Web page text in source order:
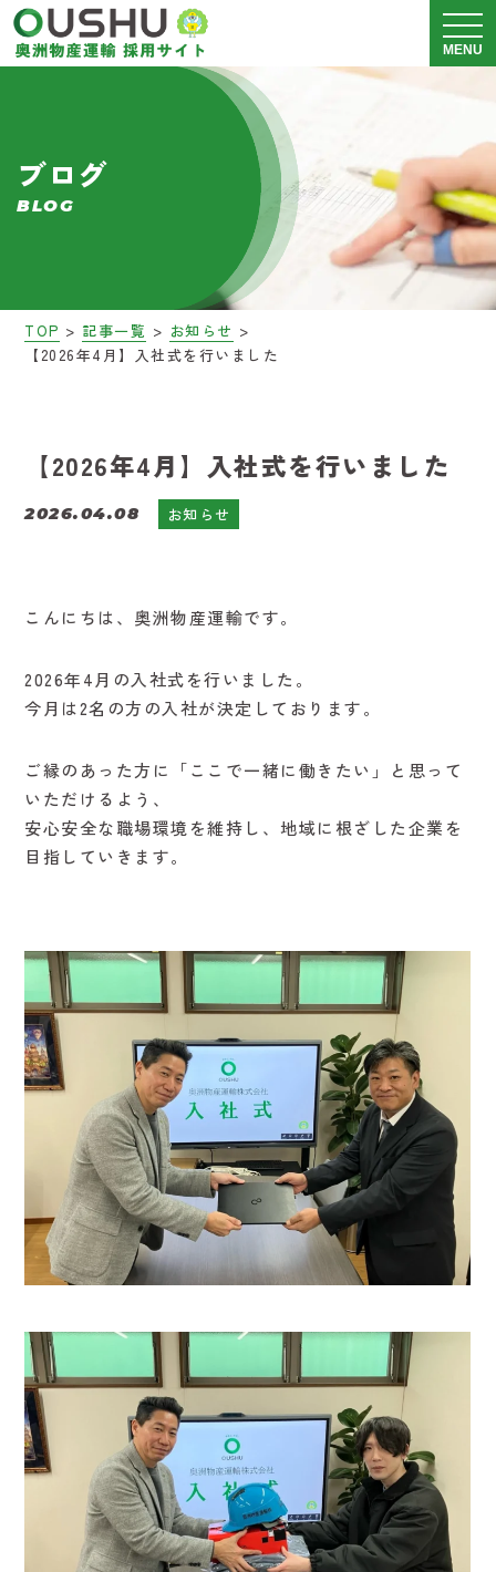
メニ
MENU
運送事業 採用情報
募集要項
ブログ
BLOG
TOP > 記事一覧 > お知らせ >
【2026年4月】入社式を行いました
【2026年4月】入社式を行いました
2026.04.08 お知らせ
こんにちは、奥洲物産運輸です。
2026年4月の入社式を行いました。
今月は2名の方の入社が決定しております。
ご縁のあった方に「ここで一緒に働きたい」と思って
いただけるよう、
安心安全な職場環境を維持し、地域に根ざした企業を
目指していきます。